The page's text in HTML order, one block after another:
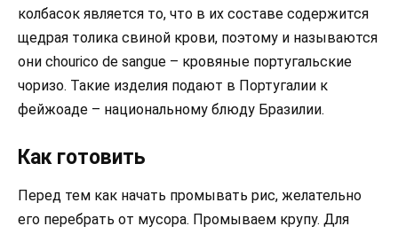
колбасок является то, что в их составе содержится
щедрая толика свиной крови, поэтому и называются
они chourico de sangue – кровяные португальские
чоризо. Такие изделия подают в Португалии к
фейжоаде – национальному блюду Бразилии.
Как готовить
Перед тем как начать промывать рис, желательно
его перебрать от мусора. Промываем крупу. Для